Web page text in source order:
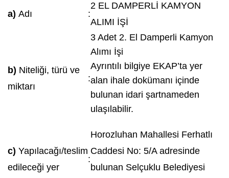
a) Adı :
2 EL DAMPERLİ KAMYON
ALIMI İŞİ
b) Niteliği, türü ve
miktarı
:
3 Adet 2. El Damperli Kamyon
Alımı İşi
Ayrıntılı bilgiye EKAP’ta yer
alan ihale dokümanı içinde
bulunan idari şartnameden
ulaşılabilir.
c) Yapılacağı/teslim
edileceği yer
:
Horozluhan Mahallesi Ferhatlı
Caddesi No: 5/A adresinde
bulunan Selçuklu Belediyesi